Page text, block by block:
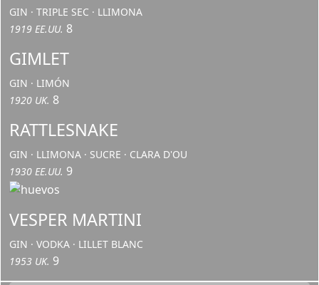
GIN · TRIPLE SEC · LLIMONA
1919 EE.UU. 8
GIMLET
GIN · LIMÓN
1920 UK. 8
RATTLESNAKE
GIN · LLIMONA · SUCRE · CLARA D'OU
1930 EE.UU. 9
VESPER MARTINI
GIN · VODKA · LILLET BLANC
1953 UK. 9